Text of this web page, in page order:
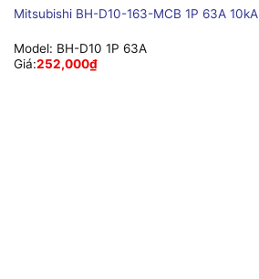
Mitsubishi BH-D10-163-MCB 1P 63A 10kA
Model: BH-D10 1P 63A
Giá:252,000₫